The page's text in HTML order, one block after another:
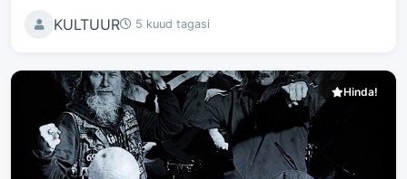
KULTUUR 5 kuud tagasi
Hinda!